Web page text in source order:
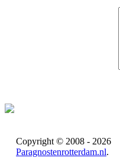
Copyright © 2008 - 2026
Paragnostenrotterdam.nl.